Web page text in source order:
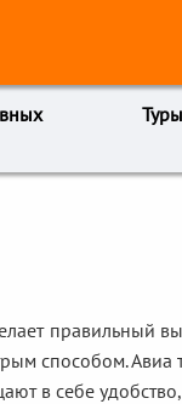
правильный
способом.
в себе